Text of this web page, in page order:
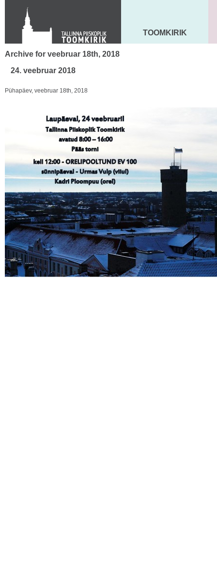
Toom-Kooli 6, 10130 TALLINN
tallinna.toom
+372 644 4140
MAARJA KIRIK
TOOMKIRIK
Archive for veebruar 18th, 2018
24. veebruar 2018
Pühapäev, veebruar 18th, 2018